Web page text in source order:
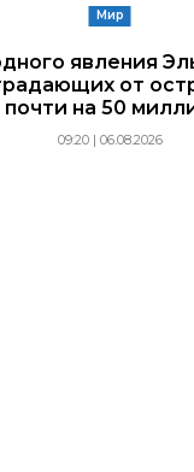
Мир
явления
от
почти на 50
09:20 | 06.08.2026